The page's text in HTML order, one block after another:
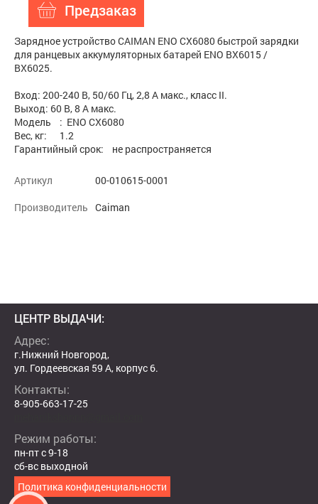
Предзаказ
Зарядное устройство CAIMAN ENO CX6080 быстрой зарядки
для ранцевых аккумуляторных батарей ENO BX6015 /
BX6025.
Вход: 200-240 В, 50/60 Гц, 2,8 А макс., класс II.
Выход: 60 В, 8 А макс.
Модель : ENO CX6080
Вес, кг: 1.2
Гарантийный срок: не распространяется
Артикул
00-010615-0001
Производитель Caiman
ЦЕНТР ВЫДАЧИ:
Адрес:
г.Нижний Новгород,
ул. Гордеевская 59 А, корпус 6.
Контакты:
8-905-663-17-25
Режим работы:
пн-пт с 9-18
сб-вс выходной
Политика конфиденциальности